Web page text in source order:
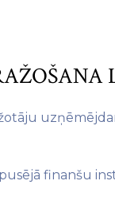
finanšu